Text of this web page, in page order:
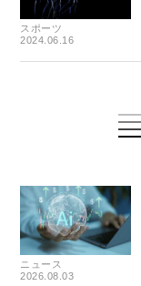
スポーツ
2024.06.16
ニュース
2026.08.03